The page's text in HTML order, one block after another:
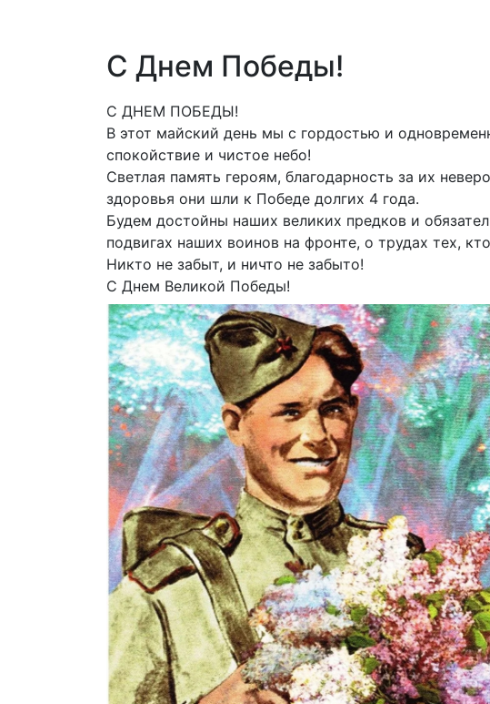
С Днем Победы!
С ДНЕМ ПОБЕДЫ!
В этот майский день мы с гордостью и
спокойствие и чистое небо!
Светлая память героям, благодарность за их
здоровья они шли к Победе долгих 4 года.
Будем достойны наших великих предков и
подвигах наших воинов на фронте, о трудах тех,
Никто не забыт, и ничто не забыто!
С Днем Великой Победы!